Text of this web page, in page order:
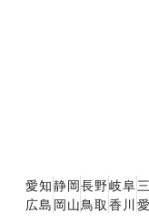
愛知静岡長野岐阜
広島 岡山鳥取 香川